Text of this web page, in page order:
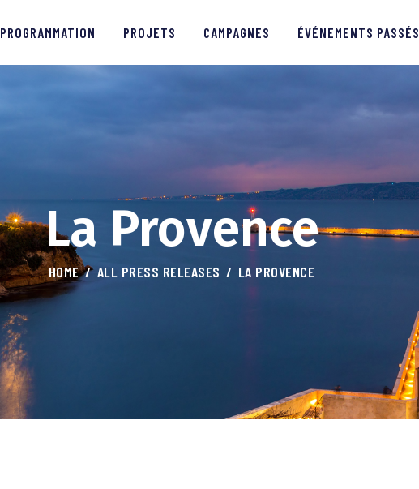
PROGRAMMATION PROJETS CAMPAGNES ÉVÉNEMENTS PASSÉS
La Provence
HOME ALL PRESS RELEASES LA PROVENCE
PROGRAMMATION
PROJETS
ÉVÉNEMENTS PASSÉS
MÉDIAS
PARTENAIRES
CONTACTS